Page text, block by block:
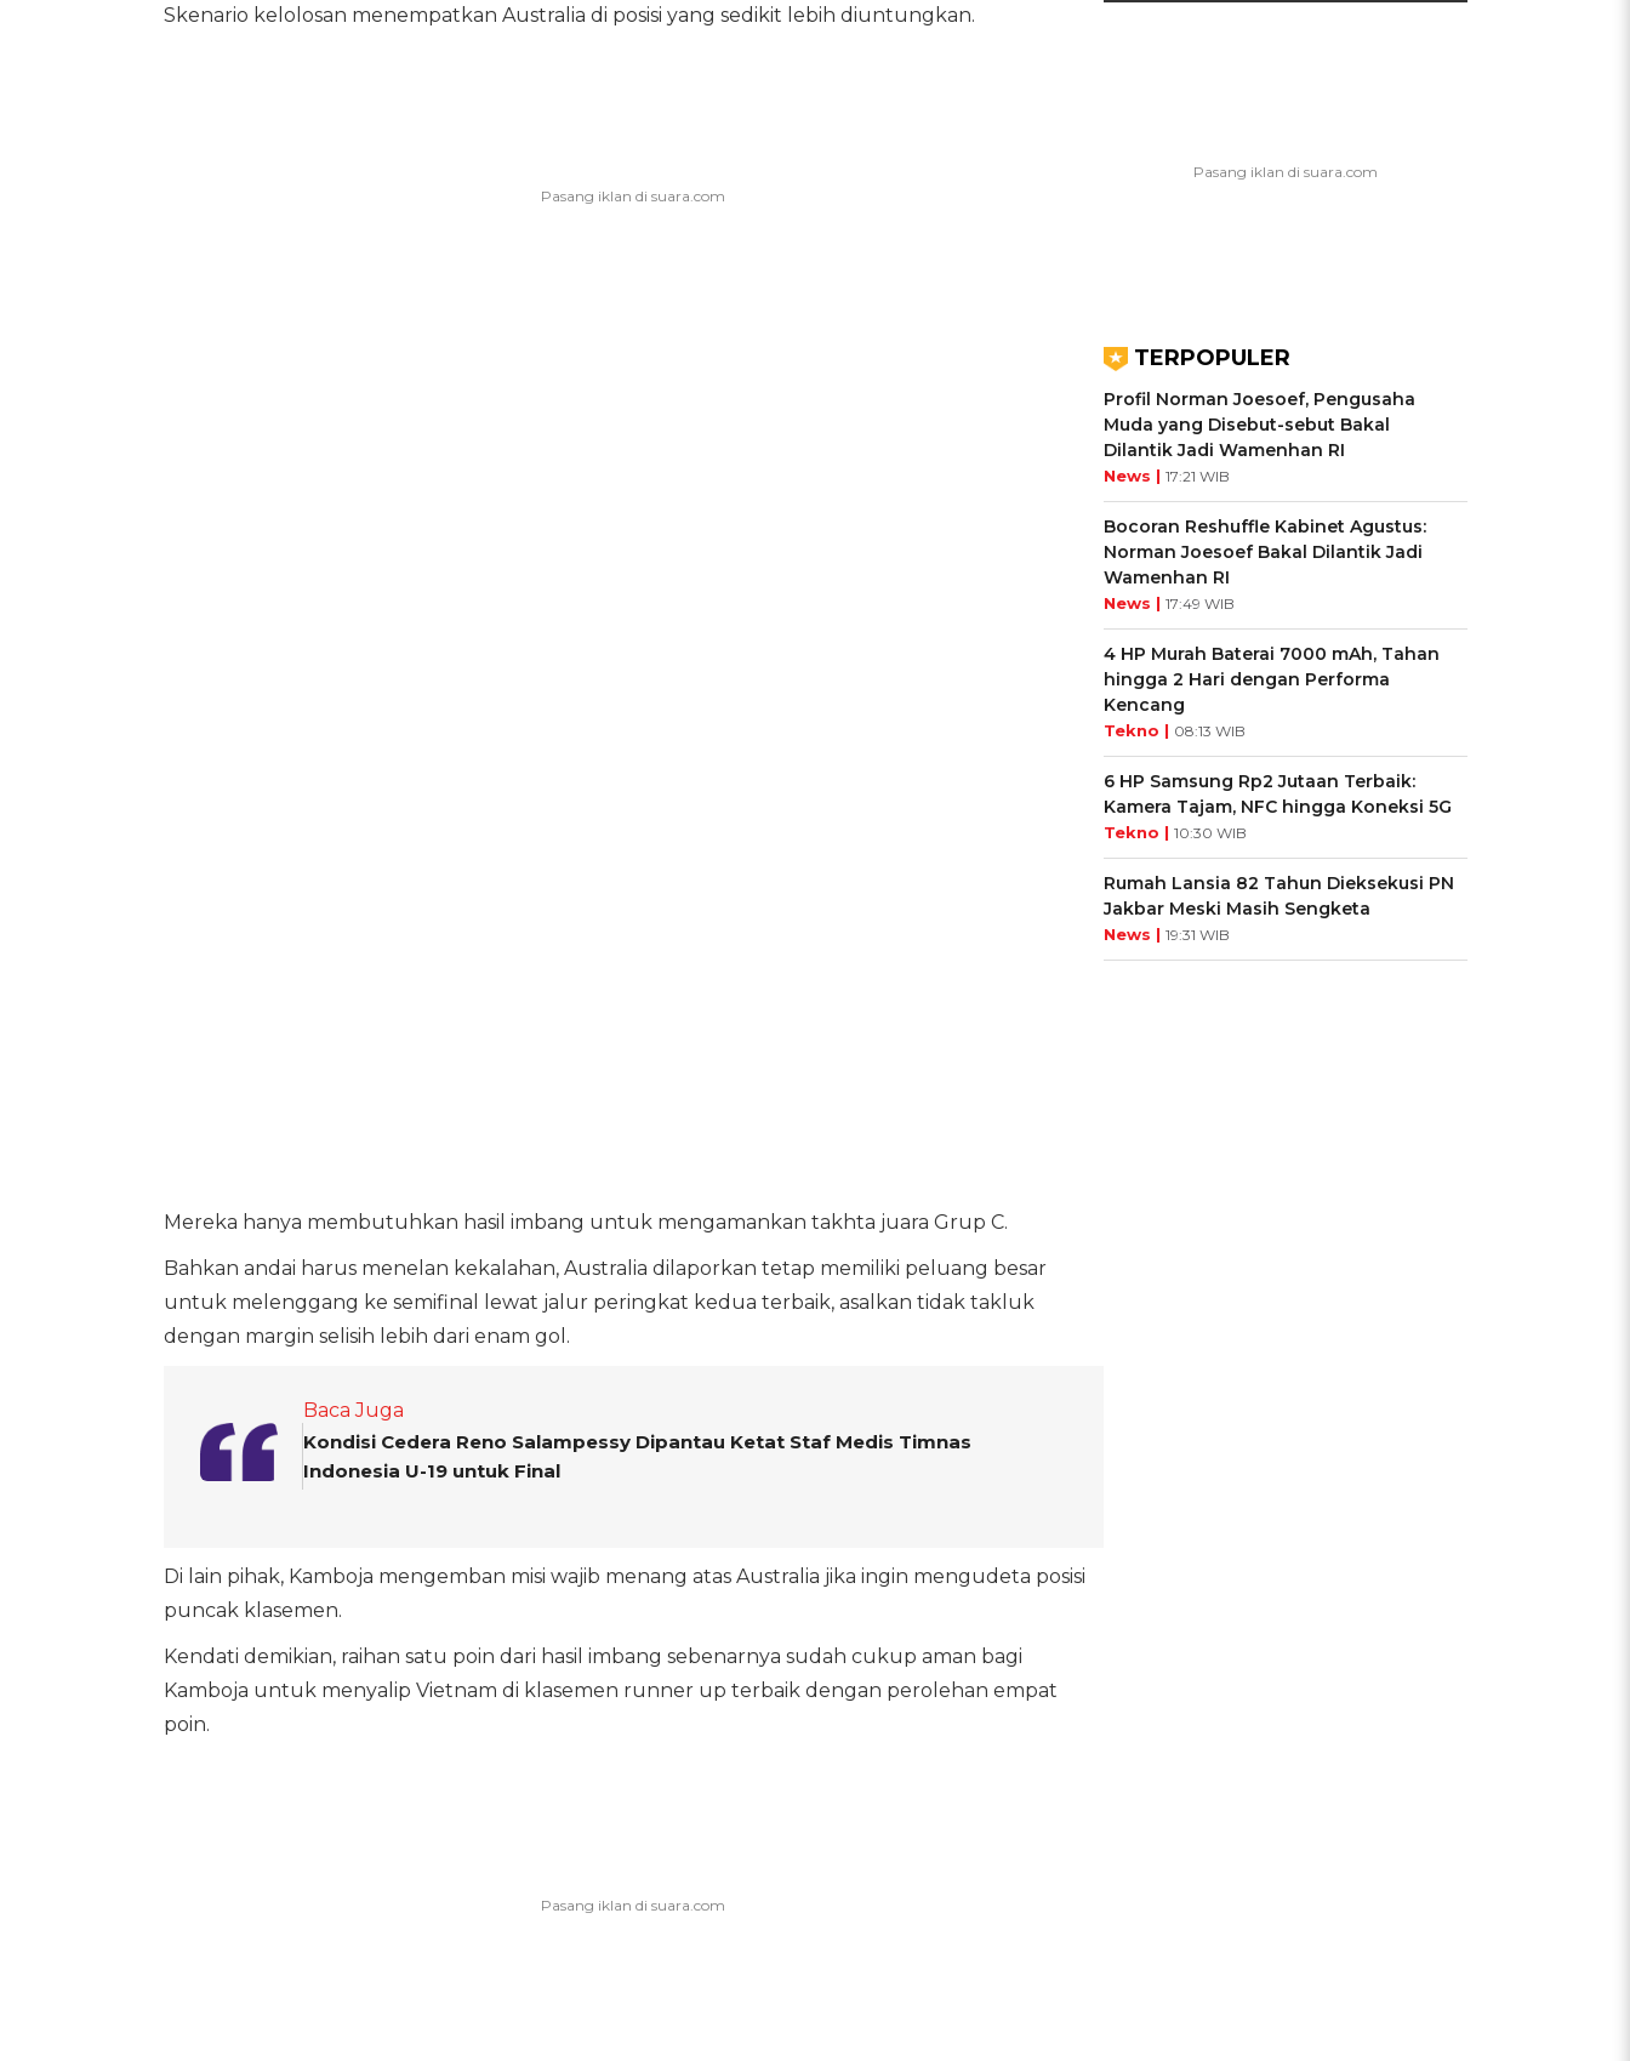
Skenario kelolosan menempatkan Australia di posisi yang sedikit lebih diuntungkan.
Mereka hanya membutuhkan hasil imbang untuk mengamankan takhta juara Grup C.
Bahkan andai harus menelan kekalahan, Australia dilaporkan tetap memiliki peluang besar
untuk melenggang ke semifinal lewat jalur peringkat kedua terbaik, asalkan tidak takluk
dengan margin selisih lebih dari enam gol.
Baca Juga
Kondisi Cedera Reno Salampessy Dipantau Ketat Staf Medis Timnas
Indonesia U-19 untuk Final
Di lain pihak, Kamboja mengemban misi wajib menang atas Australia jika ingin mengudeta posisi
puncak klasemen.
Kendati demikian, raihan satu poin dari hasil imbang sebenarnya sudah cukup aman bagi
Kamboja untuk menyalip Vietnam di klasemen runner up terbaik dengan perolehan empat
poin.
TERPOPULER
Profil Norman Joesoef, Pengusaha
Muda yang Disebut-sebut Bakal
Dilantik Jadi Wamenhan RI
News | 17:21 WIB
Bocoran Reshuffle Kabinet Agustus:
Norman Joesoef Bakal Dilantik Jadi
Wamenhan RI
News | 17:49 WIB
4 HP Murah Baterai 7000 mAh, Tahan
hingga 2 Hari dengan Performa
Kencang
Tekno | 08:13 WIB
6 HP Samsung Rp2 Jutaan Terbaik:
Kamera Tajam, NFC hingga Koneksi 5G
Tekno | 10:30 WIB
Rumah Lansia 82 Tahun Dieksekusi PN
Jakbar Meski Masih Sengketa
News | 19:31 WIB